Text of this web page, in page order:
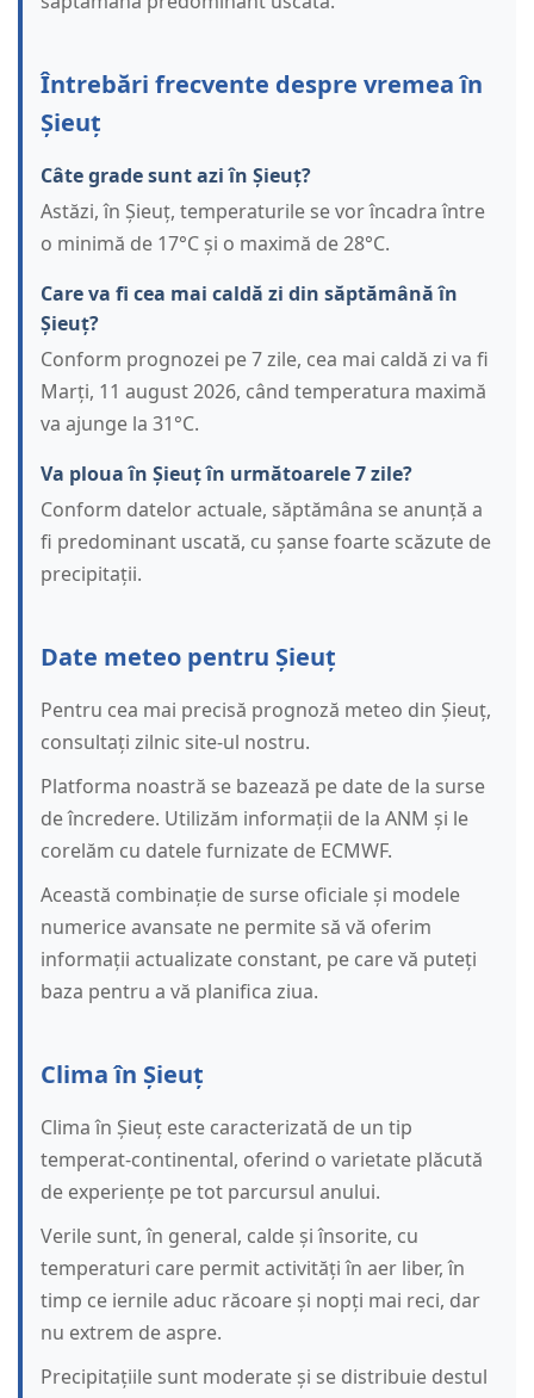
Întrebări frecvente despre vremea în
Șieuț
Câte grade sunt azi în Șieuț?
Astăzi, în Șieuț, temperaturile se vor încadra între
o minimă de 17°C și o maximă de 28°C.
Care va fi cea mai caldă zi din săptămână în
Șieuț?
Conform prognozei pe 7 zile, cea mai caldă zi va fi
Marți, 11 august 2026, când temperatura maximă
va ajunge la 31°C.
Va ploua în Șieuț în următoarele 7 zile?
Conform datelor actuale, săptămâna se anunță a
fi predominant uscată, cu șanse foarte scăzute de
precipitații.
Date meteo pentru Șieuț
Pentru cea mai precisă prognoză meteo din Șieuț,
consultați zilnic site-ul nostru.
Platforma noastră se bazează pe date de la surse
de încredere. Utilizăm informații de la ANM și le
corelăm cu datele furnizate de ECMWF.
Această combinație de surse oficiale și modele
numerice avansate ne permite să vă oferim
informații actualizate constant, pe care vă puteți
baza pentru a vă planifica ziua.
Clima în Șieuț
Clima în Șieuț este caracterizată de un tip
temperat-continental, oferind o varietate plăcută
de experiențe pe tot parcursul anului.
Verile sunt, în general, calde și însorite, cu
temperaturi care permit activități în aer liber, în
timp ce iernile aduc răcoare și nopți mai reci, dar
nu extrem de aspre.
Precipitațiile sunt moderate și se distribuie destul